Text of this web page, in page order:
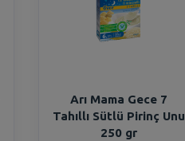
Arı Mama Gece 7
Tahıllı Sütlü Pirinç Unu
250 gr